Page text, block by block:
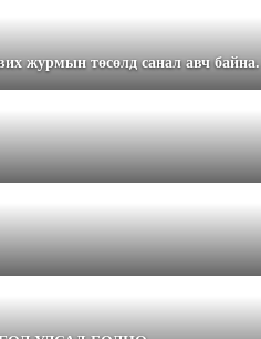
журмын төсөлд санал авч байна.